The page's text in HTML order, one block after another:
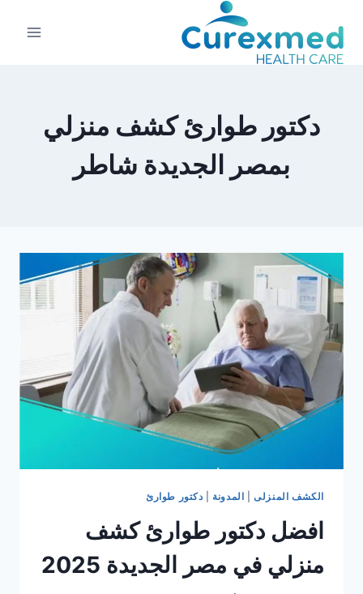
المحتوى
دكتور طوارئ كشف منزلي
بمصر الجديدة شاطر
الكشف المنزلى| المدونة دكتور طوارئ
افضل دكتور طوارئ كشف
منزلي في مصر الجديدة 2025